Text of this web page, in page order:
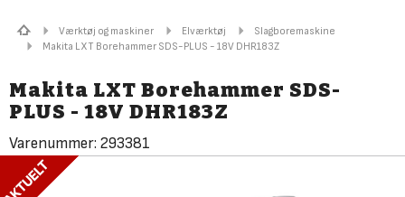
Værktøj og maskiner Elværktøj
Slagboremaskine
Makita LXT Borehammer SDS-PLUS - 18V DHR183Z
Makita LXT Borehammer SDS-
PLUS - 18V DHR183Z
Varenummer: 293381